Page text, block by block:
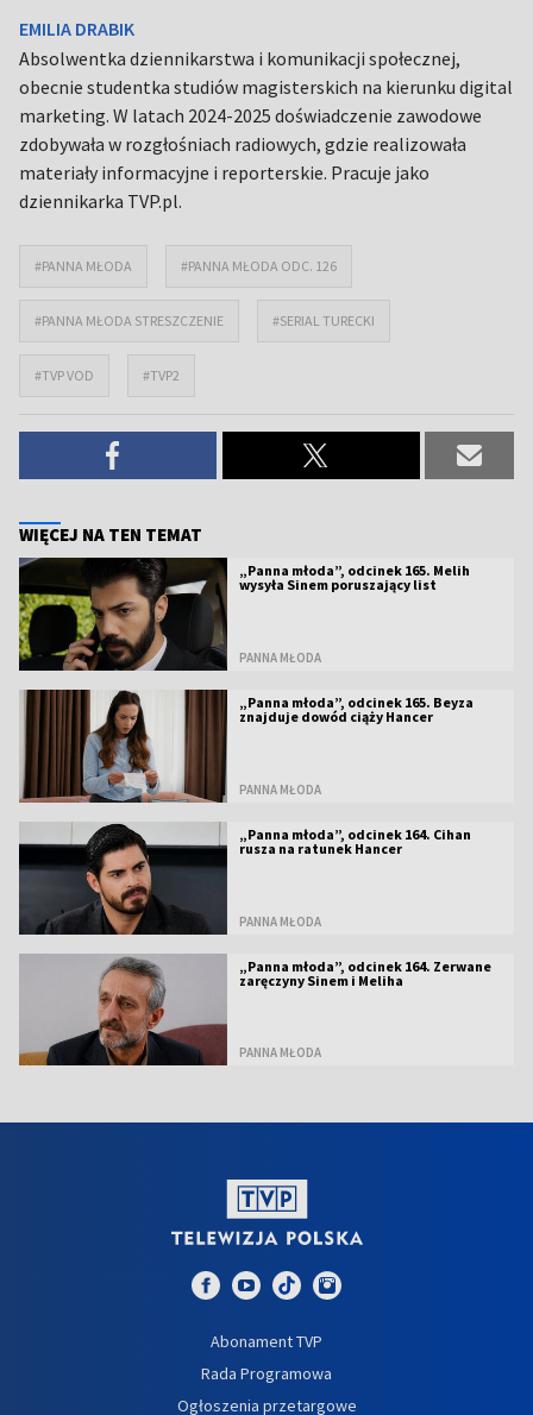
EMILIA DRABIK
Absolwentka dziennikarstwa i komunikacji społecznej,
obecnie studentka studiów magisterskich na kierunku digital
marketing. W latach 2024-2025 doświadczenie zawodowe
zdobywała w rozgłośniach radiowych, gdzie realizowała
materiały informacyjne i reporterskie. Pracuje jako
dziennikarka TVP.pl.
#PANNA MŁODA #PANNA MŁODA ODC. 126
#PANNA MŁODA STRESZCZENIE #SERIAL TURECKI
#TVP VOD #TVP2
WIĘCEJ NA TEN TEMAT
„Panna młoda”, odcinek 165. Melih
wysyła Sinem poruszający list
PANNA MŁODA
„Panna młoda”, odcinek 165. Beyza
znajduje dowód ciąży Hancer
PANNA MŁODA
„Panna młoda”, odcinek 164. Cihan
rusza na ratunek Hancer
PANNA MŁODA
„Panna młoda”, odcinek 164. Zerwane
zaręczyny Sinem i Meliha
PANNA MŁODA
Abonament TVP
Rada Programowa
Ogłoszenia przetargowe